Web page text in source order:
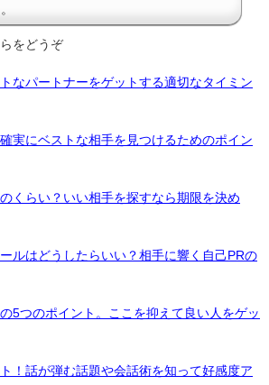
をどうぞ
なパートナーをゲットする適切なタイミン
実にベストな相手を見つけるためのポイン
くらい？いい相手を探すなら期限を決め
ルはどうしたらいい？相手に響く自己PRの
5つのポイント。ここを抑えて良い人をゲッ
！話が弾む話題や会話術を知って好感度ア